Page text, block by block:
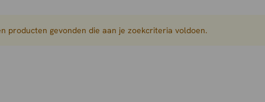
producten gevonden die aan je zoekcriteria voldoen.